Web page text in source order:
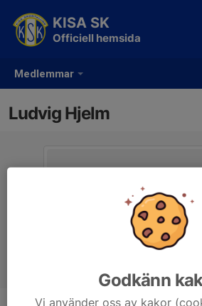
Medlemmar
KISA SK
Officiell hemsida
Ludvig Hjelm
Godkänn
Vi använder oss av kakor